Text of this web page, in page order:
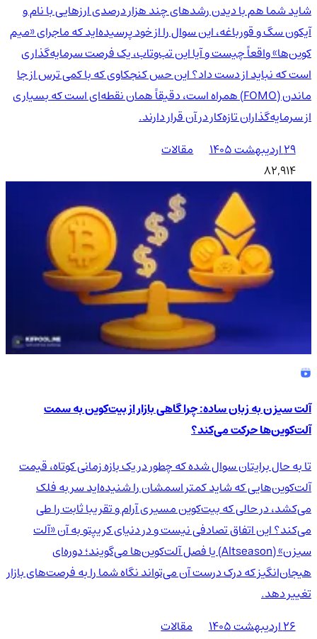
شاید شما هم با دیدن رشدهای چند هزار درصدی ارزهایی با نام و
آیکون سگ و قورباغه، این سوال را از خود پرسیده‌اید که ماجرای «میم
کوین‌ها» واقعاً چیست و آیا این تب‌وتاب، یک فرصت سرمایه‌گذاری
است که نباید از دست داد؟ این حس کنجکاوی که با کمی ترس از جا
ماندن (FOMO) همراه است، دقیقاً همان نقطه‌ای است که بسیاری
از سرمایه‌گذاران تازه‌کار در آن قرار دارند.
۲۹ اردیبهشت ۱۴۰۵
مقالات
82,914
آلت سیزن به زبان ساده: چرا گاهی بازار از بیت‌کوین به سمت
آلت‌کوین‌ها حرکت می‌کند؟
تا به حال برایتان سوال شده که چطور در یک بازه زمانی کوتاه، قیمت
آلت‌کوین‌هایی که شاید کمتر اسمشان را شنیده‌اید سر به فلک
می‌کشد، در حالی که بیت‌کوین مسیری آرام و تقریبا ثابت را طی
می‌کند؟ این اتفاق تصادفی نیست و در دنیای کریپتو به آن «آلت
سیزن» (Altseason) یا فصل آلت‌کوین‌ها می‌گویند؛ دوره‌ای
هیجان‌انگیز که درک درست آن می‌تواند نگاه شما را به فرصت‌های بازار
تغییر دهد.
۲۶ اردیبهشت ۱۴۰۵
مقالات